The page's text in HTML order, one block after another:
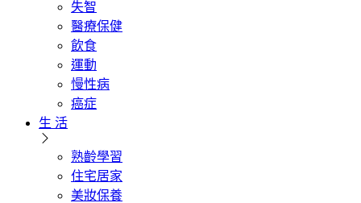
失智
醫療保健
飲食
運動
慢性病
癌症
生 活
熟齡學習
住宅居家
美妝保養